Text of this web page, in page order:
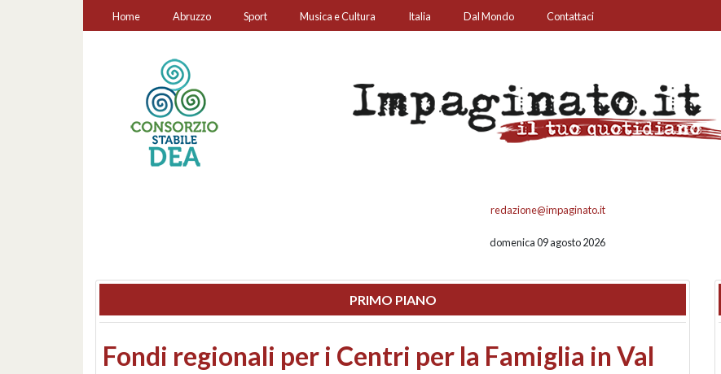
Home Abruzzo Sport Musica e Cultura Italia Dal Mondo Contattaci
redazione@impaginato.it
domenica 09 agosto 2026
PRIMO PIANO
Montesilvano, sequestrato un chiosco sul